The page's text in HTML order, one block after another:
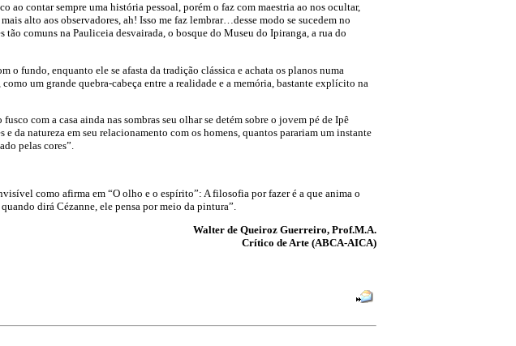
contar sempre uma história pessoal, porém o faz com maestria ao nos ocultar,
alto aos observadores, ah! Isso me faz lembrar…desse modo se sucedem no
comuns na Pauliceia desvairada, o bosque do Museu do Ipiranga, a rua do
o fundo, enquanto ele se afasta da tradição clássica e achata os planos numa
um grande quebra-cabeça entre a realidade e a memória, bastante explícito na
com a casa ainda nas sombras seu olhar se detém sobre o jovem pé de Ipê
da natureza em seu relacionamento com os homens, quantos parariam um instante
pelas cores”.
como afirma em “O olho e o espírito”: A filosofia por fazer é a que anima o
dirá Cézanne, ele pensa por meio da pintura”.
Walter de Queiroz Guerreiro, Prof.M.A.
Crítico de Arte (ABCA-AICA)